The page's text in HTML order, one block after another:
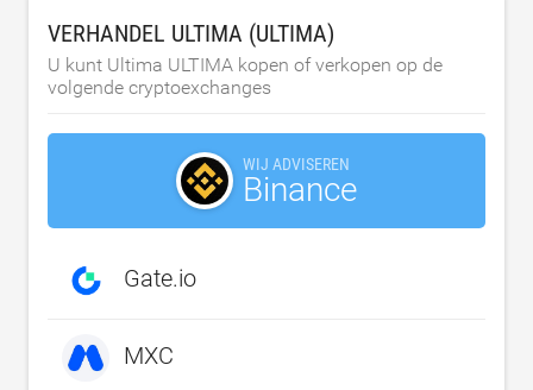
VERHANDEL ULTIMA (ULTIMA)
U kunt Ultima ULTIMA kopen of verkopen op de
volgende cryptoexchanges
WIJ ADVISEREN
Binance
Gate.io
MXC